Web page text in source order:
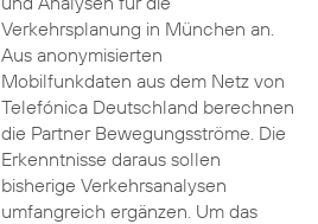
Verkehrsplanung in München an.
Aus anonymisierten
Mobilfunkdaten aus dem Netz von
Telefónica Deutschland berechnen
die Partner Bewegungsströme. Die
Erkenntnisse daraus sollen
bisherige Verkehrsanalysen
umfangreich ergänzen. Um das